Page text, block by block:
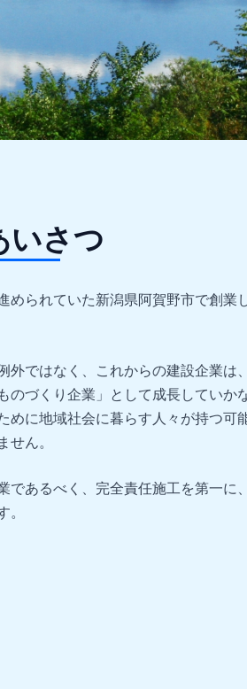
いさつ
られていた新潟県阿賀野市で創業
ではなく、これからの建設企業は
づくり企業」として成長していか
に地域社会に暮らす人々が持つ可
せん。
あるべく、完全責任施工を第一に
。